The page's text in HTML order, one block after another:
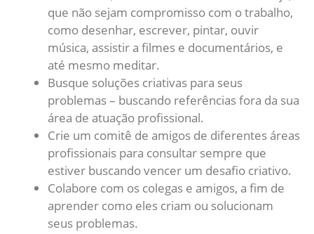
que não sejam compromisso com o trabalho,
como desenhar, escrever, pintar, ouvir
música, assistir a filmes e documentários, e
até mesmo meditar.
Busque soluções criativas para seus
problemas – buscando referências fora da sua
área de atuação profissional.
Crie um comitê de amigos de diferentes áreas
profissionais para consultar sempre que
estiver buscando vencer um desafio criativo.
Colabore com os colegas e amigos, a fim de
aprender como eles criam ou solucionam
seus problemas.